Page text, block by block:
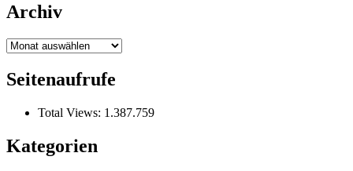
Archiv
Archiv
Seitenaufrufe
Total Views: 1.387.759
Kategorien